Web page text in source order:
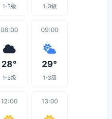
1-3级 1-3级
08:00
28°
1-3级
09:00
29°
1-3级
12:00 13:00